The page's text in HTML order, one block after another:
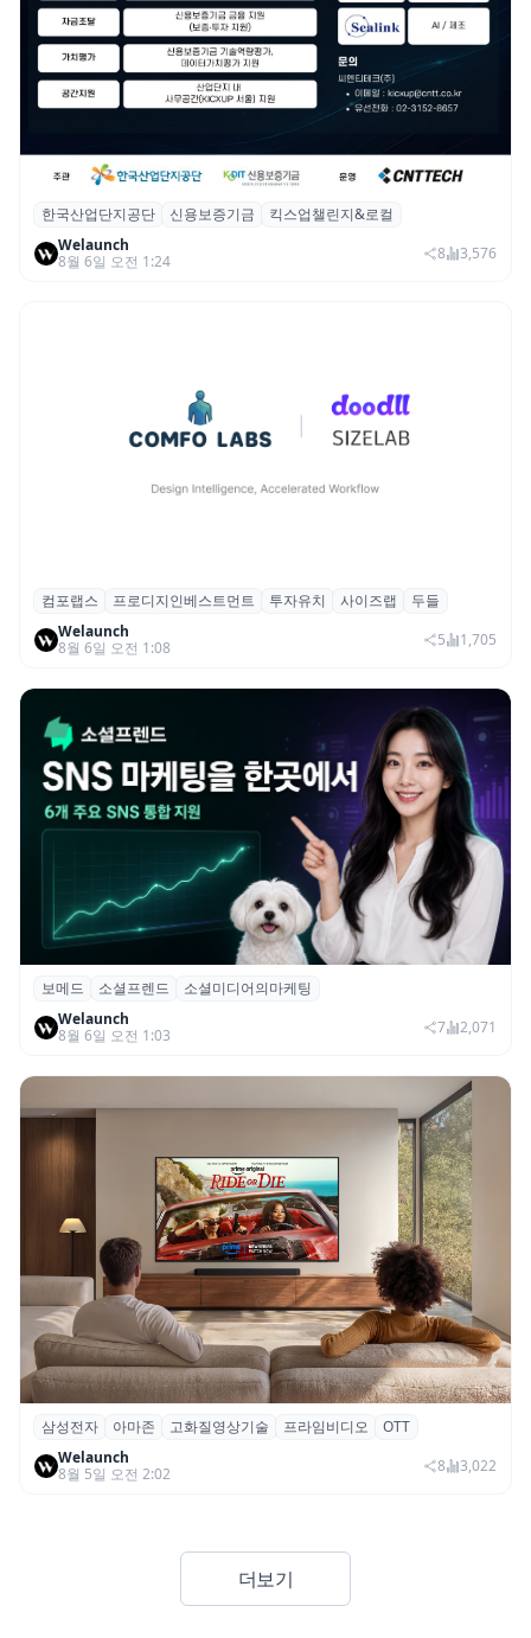
산단공·신보, 2026 ‘킥스업 챌린지&로컬’ 참
여 스타트업 모집
한국산업단지공단 신용보증기금
킥스업챌린지&로컬
Welaunch
8월 6일 오전 1:24
8 3,576
컴포랩스, 프로디지인베스트먼트로부터 시
드 투자 유치
컴포랩스 프로디지인베스트먼트 투자유치 사이즈랩
두들
Welaunch
8월 6일 오전 1:08
5 1,705
보메드 ‘소셜프렌드’, 유튜브·인스타 등 6개
SNS 마케팅 통합 지원
보메드 소셜프렌드
소셜미디어의마케팅
Welaunch
8월 6일 오전 1:03
7 2,071
삼성전자·아마존, 프라임 비디오에 ‘HDR10+
어드밴스드’ 적용
삼성전자 아마존 고화질영상기술 프라임비디오
OTT
Welaunch
8월 5일 오전 2:02
8 3,022
더보기